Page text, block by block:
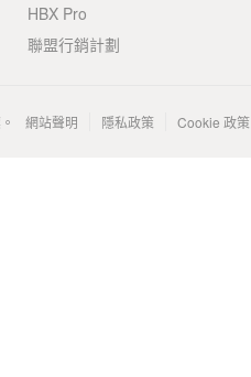
HBX Pro
聯盟行銷計劃
網站聲明 隱私政策 Cookie 政策